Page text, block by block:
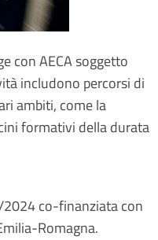
con AECA soggetto
includono percorsi di
ambiti, come la
formativi della durata
co-finanziata con
Romagna.